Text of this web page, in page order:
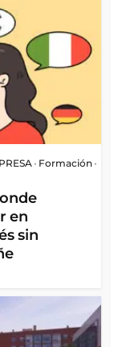
• Formación •
en
sin